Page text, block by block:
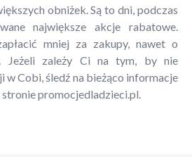
obniżek. Są to dni, podczas
największe akcje rabatowe.
mniej za zakupy, nawet o
Jeżeli zależy Ci na tym, by nie
w Cobi, śledź na bieżąco informacje
promocjedladzieci.pl.